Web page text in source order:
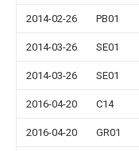
2014-02-26 PB01
2014-03-26 SE01
2014-03-26 SE01
2016-04-20 C14
2016-04-20 GR01